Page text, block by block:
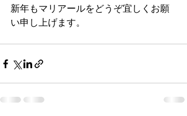
新年もマリアールをどうぞ宜しくお願
い申し上げます。